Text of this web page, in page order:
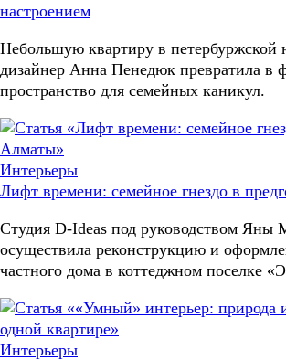
настроением
Небольшую квартиру в петербуржской
дизайнер Анна Пенедюк превратила в
пространство для семейных каникул.
Интерьеры
Лифт времени: семейное гнездо в
Студия D-Ideas под руководством Яны
осуществила реконструкцию и
частного дома в коттеджном поселке
Интерьеры